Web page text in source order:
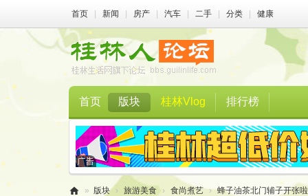
首页 新闻 房产 汽车 二手 分类 健康
首页 版块 桂林Vlog 排行榜
» 版块 › 旅游美食 › 食尚煮艺 › 蜂子油茶北门辅子开张